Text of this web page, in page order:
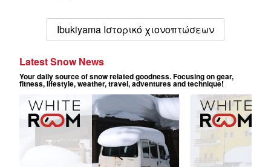
Ibukiyama Ιστορικό χιονοπτώσεων